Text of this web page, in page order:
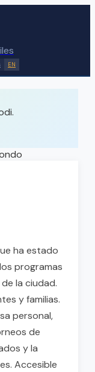
EN
ha estado
programas
la ciudad.
y familias.
personal,
de
y la
Accesible